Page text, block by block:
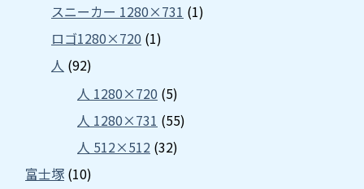
スニーカー 1280×731 (1)
ロゴ1280×720 (1)
人 (92)
人 1280×720 (5)
人 1280×731 (55)
人 512×512 (32)
富士塚 (10)